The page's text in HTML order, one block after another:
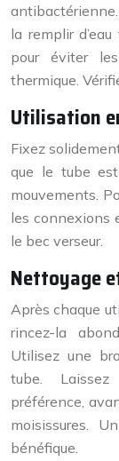
la remplir
pour éviter
thermique.
Utilisation
Fixez
que le tube
mouvements.
les connexions
le bec verseur.
Nettoyage
Après chaque
rincez-la
Utilisez une
tube.
préférence,
moisissures.
bénéfique.